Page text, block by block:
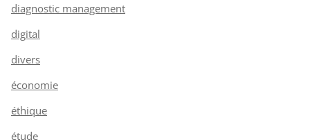
diagnostic management
digital
divers
économie
éthique
étude